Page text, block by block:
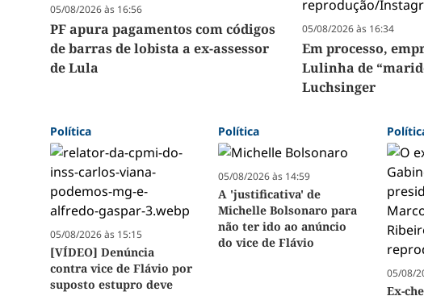
05/08/2026 às 16:56
PF apura pagamentos com códigos
de barras de lobista a ex-assessor
de Lula
05/08/2026 às 16:34
Em processo,
Lulinha de
Luchsinger
Política
05/08/2026 às 15:15
[VÍDEO] Denúncia
contra vice de Flávio por
suposto estupro deve
Política
05/08/2026 às 14:59
A 'justificativa' de
Michelle Bolsonaro para
não ter ido ao anúncio
do vice de Flávio
05/08/
Ex-